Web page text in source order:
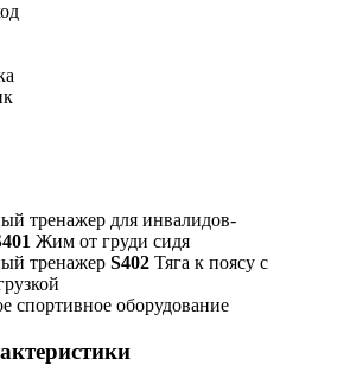
тренажер для инвалидов-
Жим от груди сидя
тренажер S402 Тяга к поясу с
спортивное оборудование